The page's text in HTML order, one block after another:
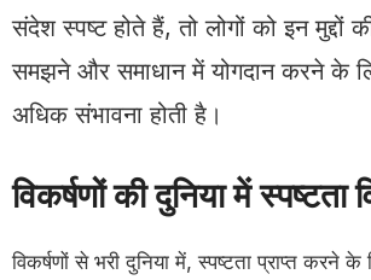
संदेश स्पष्ट होते हैं, तो लोगों को इन मुद्दों
समझने और समाधान में योगदान करने के
अधिक संभावना होती है।
विकर्षणों की दुनिया में
विकर्षणों से भरी दुनिया में, स्पष्टता प्राप्त करने